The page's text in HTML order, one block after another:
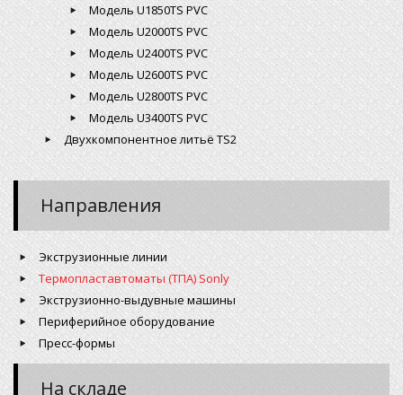
Модель U1850TS PVC
Модель U2000TS PVC
Модель U2400TS PVC
Модель U2600TS PVC
Модель U2800TS PVC
Модель U3400TS PVC
Двухкомпонентное литьё TS2
Направления
Экструзионные линии
Термопластавтоматы (ТПА) Sonly
Экструзионно-выдувные машины
Периферийное оборудование
Пресс-формы
На складе